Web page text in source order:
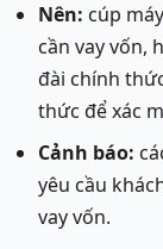
Nên: cúp
cần vay vốn,
đài chính
thức để xác
Cảnh báo:
yêu cầu
vay vốn.